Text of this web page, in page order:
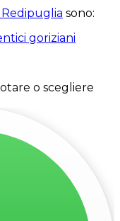
sono:
goriziani
o scegliere